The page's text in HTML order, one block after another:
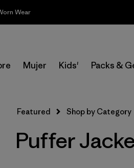
Wear
Mujer Kids' Packs &
Featured Shop by Category
Puffer